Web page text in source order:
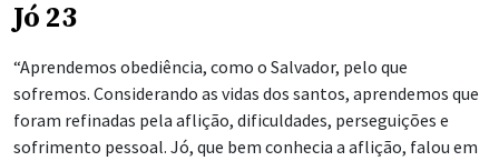
Jó 23
“Aprendemos obediência, como o Salvador, pelo que
sofremos. Considerando as vidas dos santos, aprendemos que
foram refinadas pela aflição, dificuldades, perseguições e
sofrimento pessoal. Jó, que bem conhecia a aflição, falou em